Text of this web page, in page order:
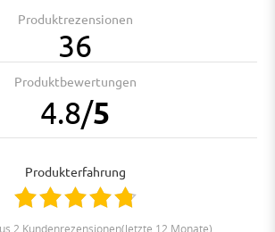
Produktrezensionen
36
Produktbewertungen
4.8/5
Produkterfahrung
2 Kundenrezensionen(letzte 12 Monate)